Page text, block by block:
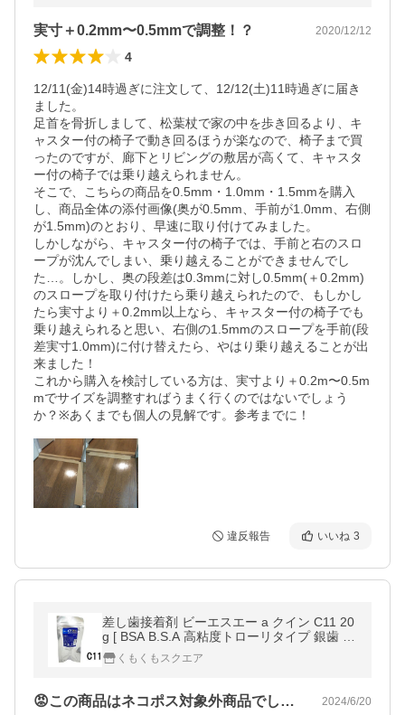
実寸＋0.2mm〜0.5mmで調整！？ 2020/12/12
4
12/11(金)14時過ぎに注文して、12/12(土)11時過ぎに届き
ました。
足首を骨折しまして、松葉杖で家の中を歩き回るより、キ
ャスター付の椅子で動き回るほうが楽なので、椅子まで買
ったのですが、廊下とリビングの敷居が高くて、キャスタ
ー付の椅子では乗り越えられません。
そこで、こちらの商品を0.5mm・1.0mm・1.5mmを購入
し、商品全体の添付画像(奥が0.5mm、手前が1.0mm、右側
が1.5mm)のとおり、早速に取り付けてみました。
しかしながら、キャスター付の椅子では、手前と右のスロ
ープが沈んでしまい、乗り越えることができませんでし
た…。しかし、奥の段差は0.3mmに対し0.5mm(＋0.2mm)
のスロープを取り付けたら乗り越えられたので、もしかし
たら実寸より＋0.2mm以上なら、キャスター付の椅子でも
乗り越えられると思い、右側の1.5mmのスロープを手前(段
差実寸1.0mm)に付け替えたら、やはり乗り越えることが出
来ました！
これから購入を検討している方は、実寸より＋0.2m〜0.5m
mでサイズを調整すればうまく行くのではないでしょう
か？※あくまでも個人の見解です。参考までに！
違反報告 いいね 3
差し歯接着剤 ビーエスエー a クイン C11 20
g [ BSA B.S.A 高粘度トローリタイプ 銀歯 義
歯 入歯 歯科用接着剤 ]
くもくもスクエア
😡この商品はネコポス対象外商品でした！！ 2024/6/20